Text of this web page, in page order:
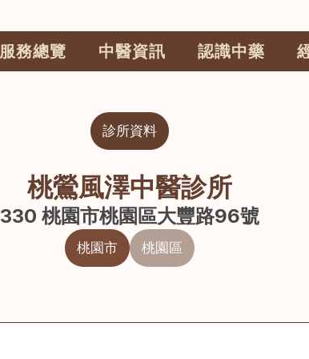
服務總覽 中醫資訊 認識中藥
診所資料
桃鶯風澤中醫診所
330 桃園市桃園區大豐路96號
桃園市 桃園區